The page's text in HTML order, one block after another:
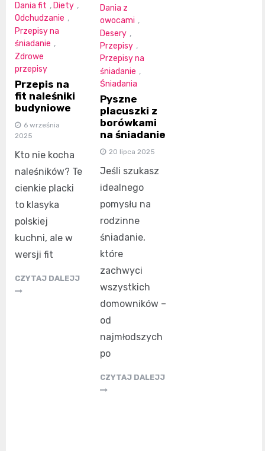
Dania fit , Diety ,
Odchudzanie ,
Przepisy na
śniadanie ,
Zdrowe
przepisy
Przepis na
fit naleśniki
budyniowe
6 września
2025
Kto nie kocha
naleśników? Te
cienkie placki
to klasyka
polskiej
kuchni, ale w
wersji fit
CZYTAJ DALEJJ
Dania z
owocami ,
Desery ,
Przepisy ,
Przepisy na
śniadanie ,
Śniadania
Pyszne
placuszki z
borówkami
na śniadanie
20 lipca 2025
Jeśli szukasz
idealnego
pomysłu na
rodzinne
śniadanie,
które
zachwyci
wszystkich
domowników –
od
najmłodszych
po
CZYTAJ DALEJJ